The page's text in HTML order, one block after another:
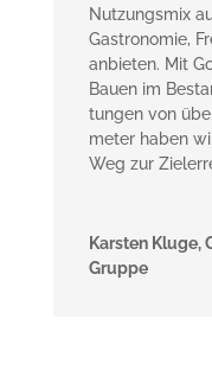
Nutzungsmix
Gastronomie,
anbieten. Mit
Bauen im
tungen von
meter haben
Weg zur
Karsten Kluge,
Gruppe